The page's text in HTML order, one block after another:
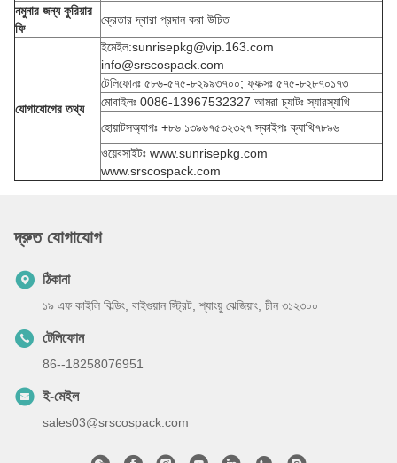
নমুনার জন্য কুরিয়ার
ফি
ক্রেতার দ্বারা প্রদান করা উচিত
যোগাযোগের তথ্য
ইমেইল:sunrisepkg@vip.163.com
info@srscospack.com
টেলিফোনঃ ৫৮৬-৫৭৫-৮২৯৯৩৭০০; ফ্যাক্সঃ ৫৭৫-৮২৮৭০১৭৩
মোবাইলঃ 0086-13967532327 আমরা চ্যাটঃ স্যারস্যাথি
হোয়াটসঅ্যাপঃ +৮৬ ১৩৯৬৭৫৩২৩২৭ স্কাইপঃ ক্যাথি৭৮৯৬
ওয়েবসাইটঃ www.sunrisepkg.com
www.srscospack.com
দ্রুত যোগাযোগ
ঠিকানা
১৯ এফ কাইলি বিল্ডিং, বাইগুয়ান স্ট্রিট, শ্যাংয়ু ঝেজিয়াং, চীন ৩১২৩০০
টেলিফোন
86--18258076951
ই-মেইল
sales03@srscospack.com